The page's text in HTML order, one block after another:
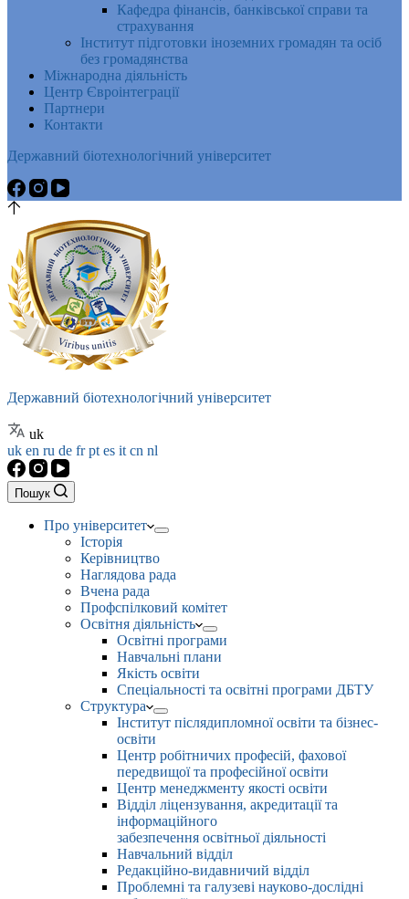
Кафедра фінансів, банківської справи та
страхування
Інститут підготовки іноземних громадян та осіб
без громадянства
Міжнародна діяльність
Центр Євроінтеграції
Партнери
Контакти
Державний біотехнологічний університет
Державний біотехнологічний університет
uk
uk en ru de frpt es it cn nl
Пошук
Про університет
Історія
Керівництво
Наглядова рада
Вчена рада
Профспілковий комітет
Освітня діяльність
Освітні програми
Навчальні плани
Якість освіти
Спеціальності та освітні програми ДБТУ
Структура
Інститут післядипломної освіти та бізнес-
освіти
Центр робітничих професій, фахової
передвищої та професійної освіти
Центр менеджменту якості освіти
Відділ ліцензування, акредитації та
інформаційного
забезпечення освітньої діяльності
Навчальний відділ
Редакційно-видавничий відділ
Проблемні та галузеві науково-дослідні